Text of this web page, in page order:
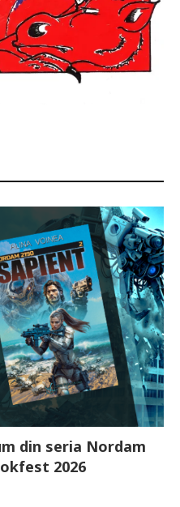
din seria Nordam
2026